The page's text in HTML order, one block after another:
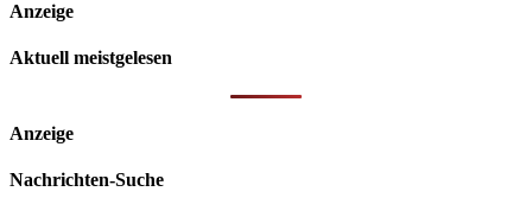
Anzeige
Aktuell meistgelesen
Anzeige
Nachrichten-Suche